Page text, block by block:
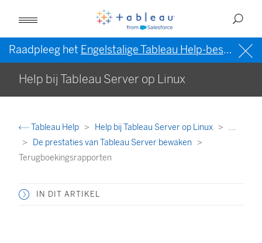
Raadpleeg het Engelstalige Tableau Help-bestand (VS)
Help bij Tableau Server op Linux
Tableau Help Help bij Tableau Server op Linux
...
De prestaties van Tableau Server bewaken
Terugboekingsrapporten
IN DIT ARTIKEL